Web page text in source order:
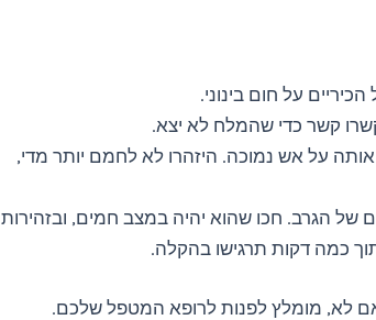
על חום בינוני.
קשר כדי שהמלח לא יצא.
על אש נמוכה. היזהרו לא לחמם יותר מדי,
של הגרב. חכו שהוא יהיה במצב חמים, ובזהירות
כמה דקות תרגישו בהקלה.
לא, מומלץ לפנות לרופא המטפל שלכם.